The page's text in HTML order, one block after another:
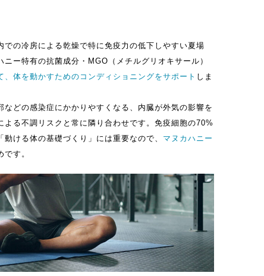
の冷房による乾燥で特に免疫力の低下しやすい夏場
ー特有の抗菌成分・MGO（メチルグリオキサール）
体を動かすためのコンディショニングをサポート しま
どの感染症にかかりやすくなる、内臓が外気の影響を
る不調リスクと常に隣り合わせです。免疫細胞の70%
ける体の基礎づくり」には重要なので、 マヌカハニー
です。